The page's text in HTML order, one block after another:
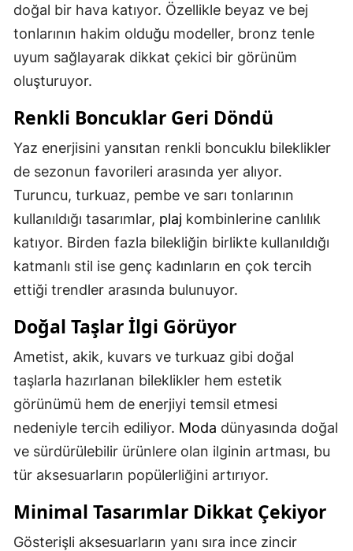
doğal bir hava katıyor. Özellikle beyaz ve bej
tonlarının hakim olduğu modeller, bronz tenle
uyum sağlayarak dikkat çekici bir görünüm
oluşturuyor.
Renkli Boncuklar Geri Döndü
Yaz enerjisini yansıtan renkli boncuklu bileklikler
de sezonun favorileri arasında yer alıyor.
Turuncu, turkuaz, pembe ve sarı tonlarının
kullanıldığı tasarımlar, plaj kombinlerine canlılık
katıyor. Birden fazla bilekliğin birlikte kullanıldığı
katmanlı stil ise genç kadınların en çok tercih
ettiği trendler arasında bulunuyor.
Doğal Taşlar İlgi Görüyor
Ametist, akik, kuvars ve turkuaz gibi doğal
taşlarla hazırlanan bileklikler hem estetik
görünümü hem de enerjiyi temsil etmesi
nedeniyle tercih ediliyor. Moda dünyasında doğal
ve sürdürülebilir ürünlere olan ilginin artması, bu
tür aksesuarların popülerliğini artırıyor.
Minimal Tasarımlar Dikkat Çekiyor
Gösterişli aksesuarların yanı sıra ince zincir